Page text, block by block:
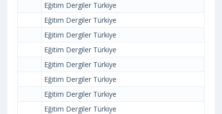
Eğitim Dergiler Türkiye
Eğitim Dergiler Türkiye
Eğitim Dergiler Türkiye
Eğitim Dergiler Türkiye
Eğitim Dergiler Türkiye
Eğitim Dergiler Türkiye
Eğitim Dergiler Türkiye
Eğitim Dergiler Türkiye